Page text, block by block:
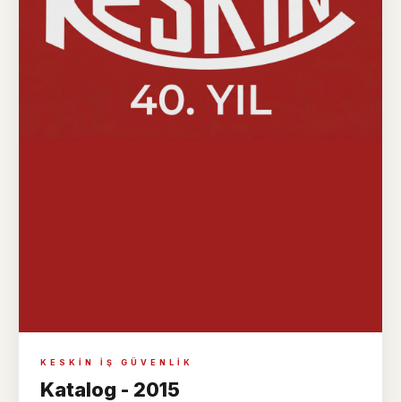
KESKIN IŞ GÜVENLIK
Katalog - 2015